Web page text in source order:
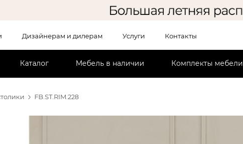
Дизайнерам и дилерам Услуги Контакты
Каталог Мебель в наличии Комплекты мебели
FB.ST.RIM.228